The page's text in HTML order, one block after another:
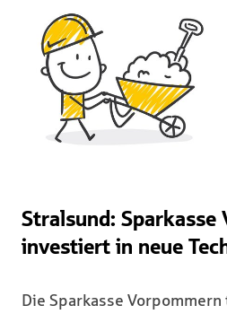
Stralsund: Sparkasse
investiert in neue
Die Sparkasse Vorpommern